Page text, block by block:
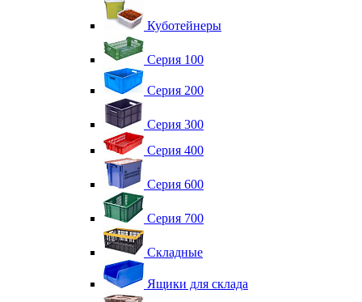
Куботейнеры
Серия 100
Серия 200
Серия 300
Серия 400
Серия 600
Серия 700
Складные
Ящики для склада